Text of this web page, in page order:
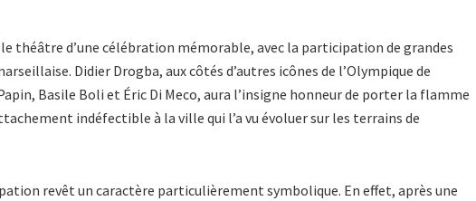
théâtre d’une célébration mémorable, avec la participation de grandes
Didier Drogba, aux côtés d’autres icônes de l’Olympique de
Basile Boli et Éric Di Meco, aura l’insigne honneur de porter la flamme
indéfectible à la ville qui l’a vu évoluer sur les terrains de
revêt un caractère particulièrement symbolique. En effet, après une